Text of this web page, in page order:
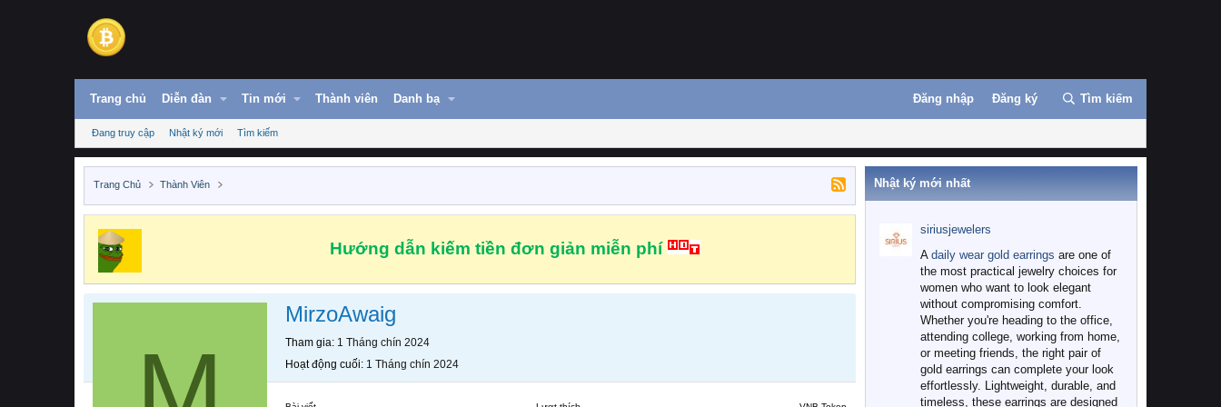
Trang chủ Diễn đàn Tin mới Thành viên Danh bạ Đăng nhập Đăng ký Tìm kiếm
Đang truy cập Nhật ký mới Tìm kiếm
Trang Chủ Thành Viên
Hướng dẫn kiếm tiền đơn giản miễn phí
MirzoAwaig
Tham gia 1 Tháng chín 2024
Hoạt động cuối 1 Tháng chín 2024
Nhật ký mới nhất
siriusjewelers
A daily wear gold earrings are one of
the most practical jewelry choices for
women who want to look elegant
without compromising comfort.
Whether you're heading to the office,
attending college, working from home,
or meeting friends, the right pair of
gold earrings can complete your look
effortlessly. Lightweight, durable, and
timeless, these earrings are designed